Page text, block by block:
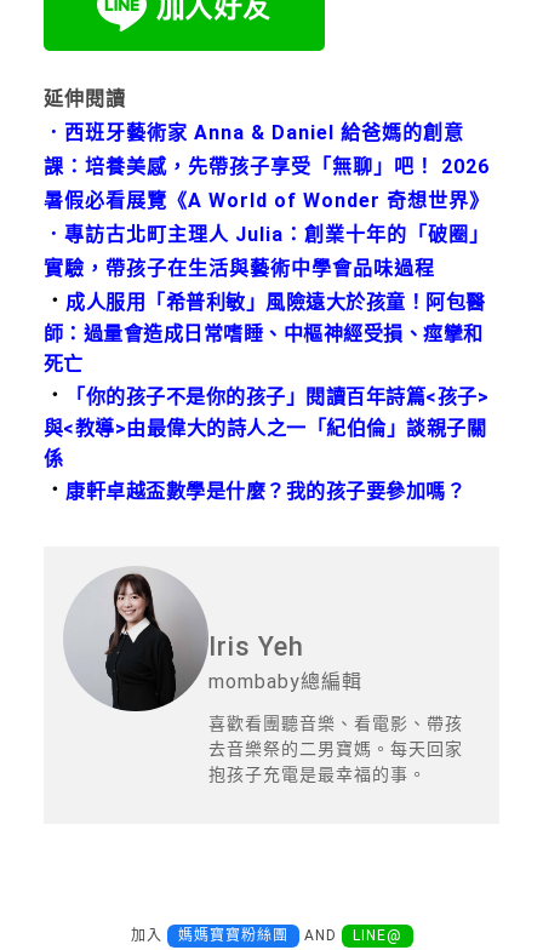
延伸閱讀
．西班牙藝術家 Anna & Daniel 給爸媽的創意
課：培養美感，先帶孩子享受「無聊」吧！ 2026
暑假必看展覽《A World of Wonder 奇想世界》
．專訪古北町主理人 Julia：創業十年的「破圈」
實驗，帶孩子在生活與藝術中學會品味過程
． 成人服用「希普利敏」風險遠大於孩童！阿包醫
師：過量會造成日常嗜睡、中樞神經受損、痙攣和
死亡
．
「你的孩子不是你的孩子」閱讀百年詩篇<孩子>
與<教導>由最偉大的詩人之一「紀伯倫」談親子關
係
． 康軒卓越盃數學是什麼？我的孩子要參加嗎？
Iris Yeh
mombaby總編輯
喜歡看團聽音樂、看電影、帶孩
去音樂祭的二男寶媽。每天回家
抱孩子充電是最幸福的事。
加入 媽媽寶寶粉絲團 AND LINE@